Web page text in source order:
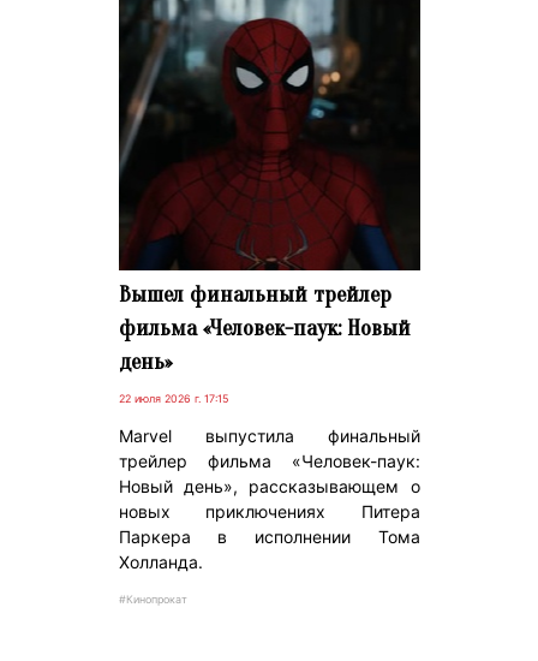
Вышел финальный трейлер
фильма «Человек-паук: Новый
день»
22 июля 2026 г. 17:15
Marvel выпустила финальный
трейлер фильма «Человек-паук:
Новый день», рассказывающем о
новых приключениях Питера
Паркера в исполнении Тома
Холланда.
#Кинопрокат